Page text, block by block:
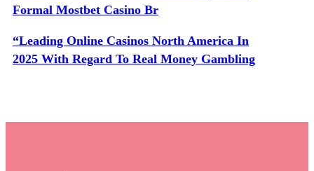
Formal Mostbet Casino Br
“Leading Online Casinos North America In
2025 With Regard To Real Money Gambling